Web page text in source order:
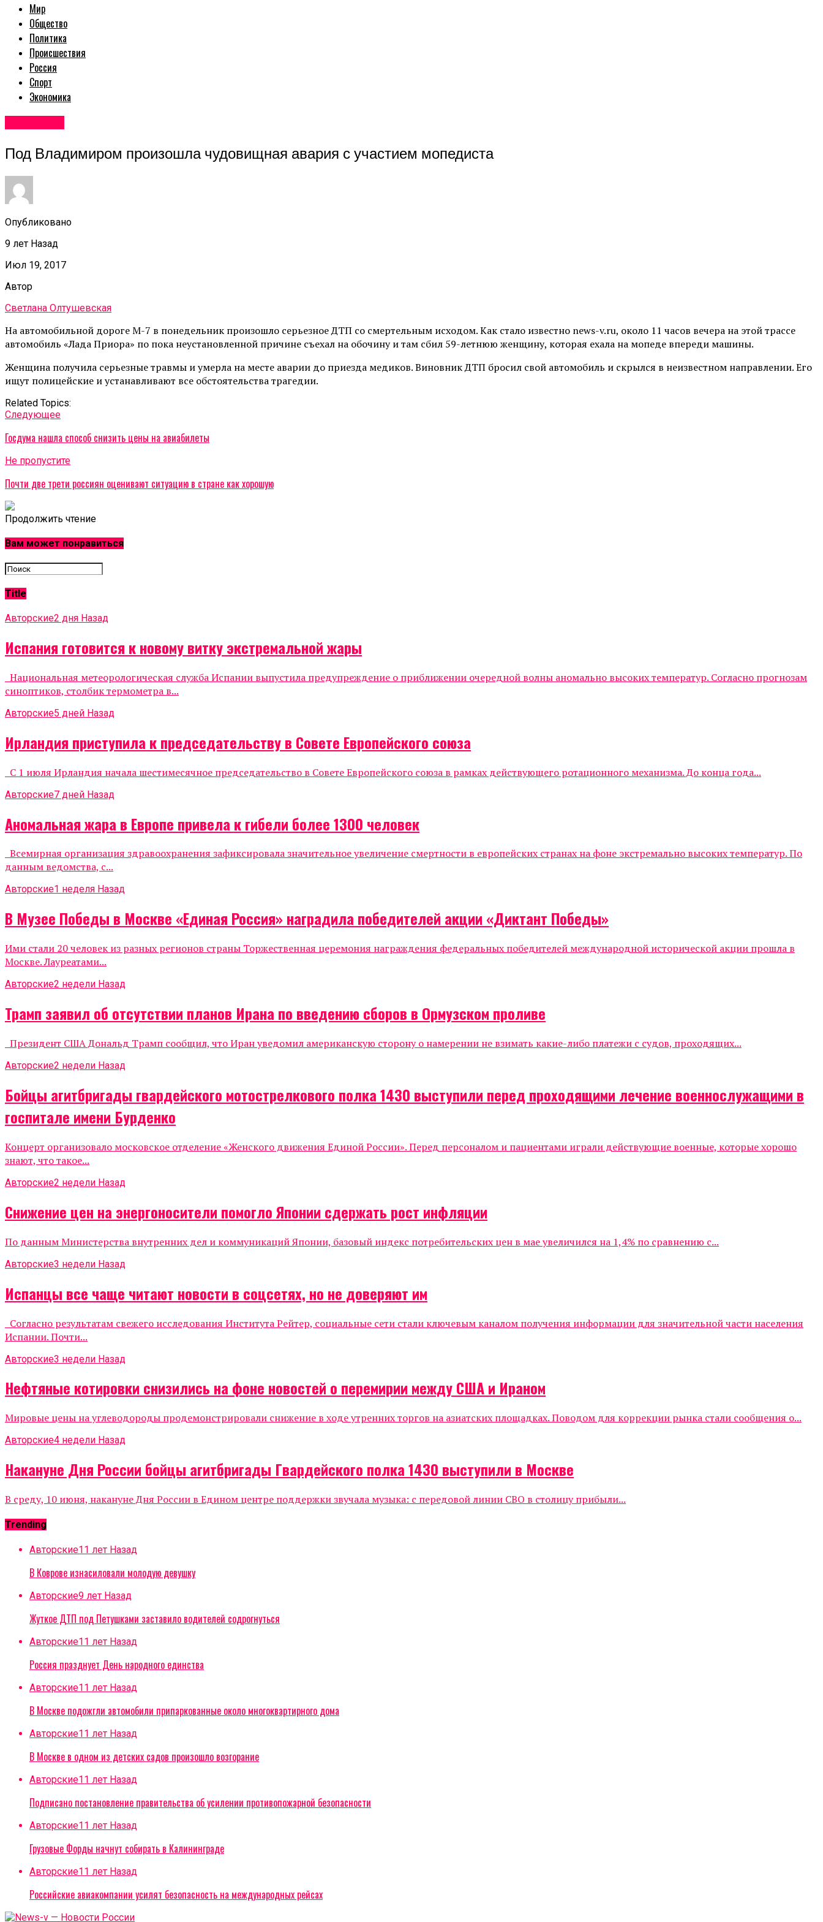
Мир
Общество
Политика
Происшествия
Россия
Спорт
Экономика
Под Владимиром произошла чудовищная авария с участием мопедиста
Опубликовано
9 лет Назад
Июл 19, 2017
Автор
Светлана Олтушевская
На автомобильной дороге М-7 в понедельник произошло серьезное ДТП со смертельным исходом. Как стало известно news-v.ru, около 11 часов вечера на этой трассе
автомобиль «Лада Приора» по пока неустановленной причине съехал на обочину и там сбил 59-летнюю женщину, которая ехала на мопеде впереди машины.
Женщина получила серьезные травмы и умерла на месте аварии до приезда медиков. Виновник ДТП бросил свой автомобиль и скрылся в неизвестном направлении. Его
ищут полицейские и устанавливают все обстоятельства трагедии.
Related Topics:
Cледующее
Госдума нашла способ снизить цены на авиабилеты
Не пропустите
Почти две трети россиян оценивают ситуацию в стране как хорошую
Продолжить чтение
Вам может понравиться
Title
Авторские2 дня Назад
Испания готовится к новому витку экстремальной жары
Национальная метеорологическая служба Испании выпустила предупреждение о приближении очередной волны аномально высоких температур. Согласно прогнозам
синоптиков, столбик термометра в...
Авторские5 дней Назад
Ирландия приступила к председательству в Совете Европейского союза
С 1 июля Ирландия начала шестимесячное председательство в Совете Европейского союза в рамках действующего ротационного механизма. До конца года...
Авторские7 дней Назад
Аномальная жара в Европе привела к гибели более 1300 человек
Всемирная организация здравоохранения зафиксировала значительное увеличение смертности в европейских странах на фоне экстремально высоких температур. По
данным ведомства, с...
Авторские1 неделя Назад
В Музее Победы в Москве «Единая Россия» наградила победителей акции «Диктант Победы»
Ими стали 20 человек из разных регионов страны Торжественная церемония награждения федеральных победителей международной исторической акции прошла в
Москве. Лауреатами...
Авторские2 недели Назад
Трамп заявил об отсутствии планов Ирана по введению сборов в Ормузском проливе
Президент США Дональд Трамп сообщил, что Иран уведомил американскую сторону о намерении не взимать какие-либо платежи с судов, проходящих...
Авторские2 недели Назад
Бойцы агитбригады гвардейского мотострелкового полка 1430 выступили перед проходящими лечение военнослужащими в
госпитале имени Бурденко
Концерт организовало московское отделение «Женского движения Единой России». Перед персоналом и пациентами играли действующие военные, которые хорошо
знают, что такое...
Авторские2 недели Назад
Снижение цен на энергоносители помогло Японии сдержать рост инфляции
По данным Министерства внутренних дел и коммуникаций Японии, базовый индекс потребительских цен в мае увеличился на 1,4% по сравнению с...
Авторские3 недели Назад
Испанцы все чаще читают новости в соцсетях, но не доверяют им
Согласно результатам свежего исследования Института Рейтер, социальные сети стали ключевым каналом получения информации для значительной части населения
Испании. Почти...
Авторские3 недели Назад
Нефтяные котировки снизились на фоне новостей о перемирии между США и Ираном
Мировые цены на углеводороды продемонстрировали снижение в ходе утренних торгов на азиатских площадках. Поводом для коррекции рынка стали сообщения о...
Авторские4 недели Назад
Накануне Дня России бойцы агитбригады Гвардейского полка 1430 выступили в Москве
В среду, 10 июня, накануне Дня России в Едином центре поддержки звучала музыка: с передовой линии СВО в столицу прибыли...
Trending
Авторские11 лет Назад
В Коврове изнасиловали молодую девушку
Авторские9 лет Назад
Жуткое ДТП под Петушками заставило водителей содрогнуться
Авторские11 лет Назад
Россия празднует День народного единства
Авторские11 лет Назад
В Москве подожгли автомобили припаркованные около многоквартирного дома
Авторские11 лет Назад
В Москве в одном из детских садов произошло возгорание
Авторские11 лет Назад
Подписано постановление правительства об усилении противопожарной безопасности
Авторские11 лет Назад
Грузовые Форды начнут собирать в Калининграде
Авторские11 лет Назад
Российские авиакомпании усилят безопасность на международных рейсах